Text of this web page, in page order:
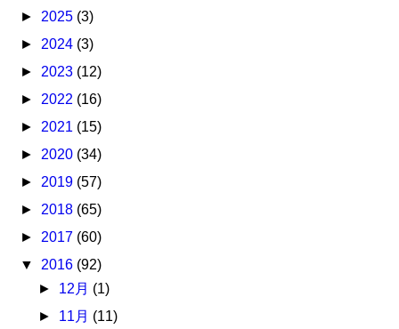
► 2025 (3)
► 2024 (3)
► 2023 (12)
► 2022 (16)
► 2021 (15)
► 2020 (34)
► 2019 (57)
► 2018 (65)
► 2017 (60)
▼ 2016 (92)
► 12月 (1)
► 11月 (11)